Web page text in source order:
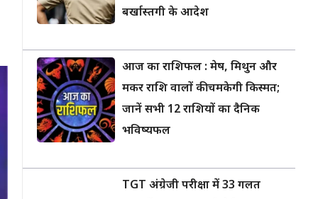
बर्खास्तगी के आदेश
आज का राशिफल : मेष, मिथुन और
मकर राशि वालों की चमकेगी किस्मत;
जानें सभी 12 राशियों का दैनिक
भविष्यफल
TGT अंग्रेजी परीक्षा में 33 गलत